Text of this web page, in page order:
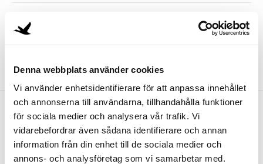
Denna webbplats använder cookies
Vi använder enhetsidentifierare för att anpassa innehållet
och annonserna till användarna, tillhandahålla funktioner
för sociala medier och analysera vår trafik. Vi
vidarebefordrar även sådana identifierare och annan
information från din enhet till de sociala medier och
annons- och analysföretag som vi samarbetar med.
Kategori:
Beskrivning